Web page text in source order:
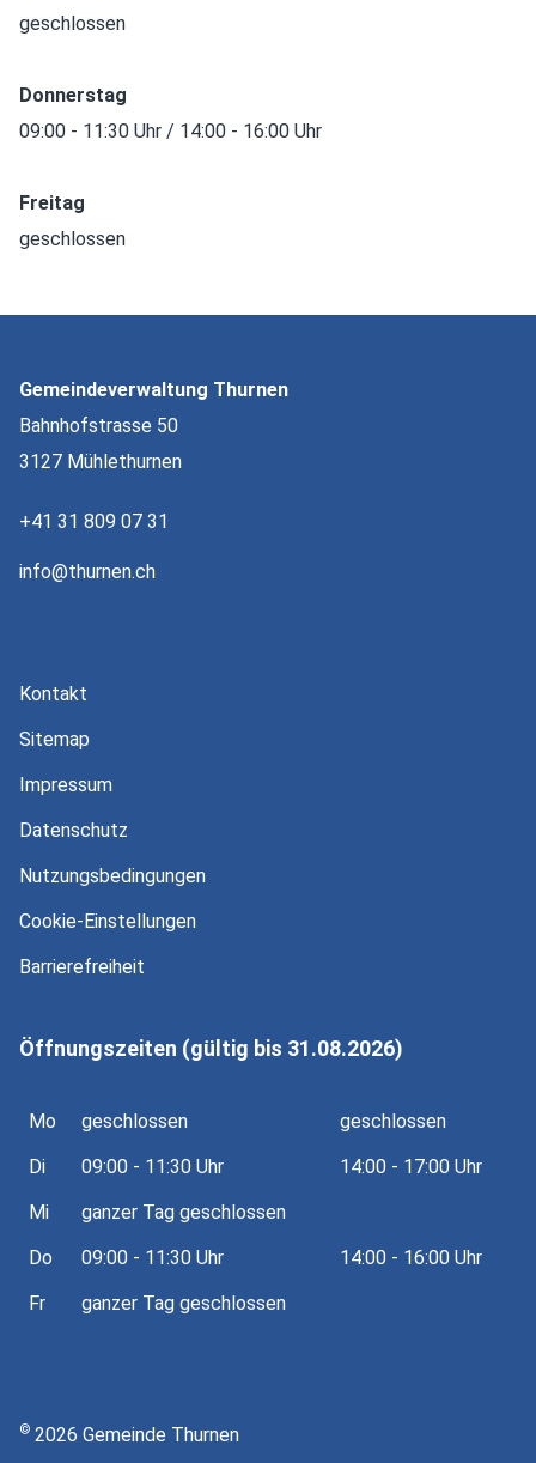
geschlossen
Donnerstag
09:00 - 11:30 Uhr / 14:00 - 16:00 Uhr
Freitag
geschlossen
Gemeindeverwaltung Thurnen
Bahnhofstrasse 50
3127 Mühlethurnen
+41 31 809 07 31
nf th rn nch
Kontakt
Sitemap
Impressum
Datenschutz
Nutzungsbedingungen
Cookie-Einstellungen
Barrierefreiheit
Öffnungszeiten (gültig bis 31.08.2026)
Mo geschlossen
geschlossen
Di
09:00 - 11:30 Uhr
14:00 - 17:00 Uhr
Mi
ganzer Tag geschlossen
Do
09:00 - 11:30 Uhr
14:00 - 16:00 Uhr
Fr
ganzer Tag geschlossen
© 2026 Gemeinde Thurnen